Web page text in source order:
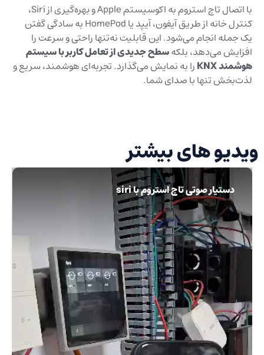
با اتصال تاچ استروم به اکوسیستم Apple و بهره‌گیری از Siri،
کنترل خانه از طریق آیفون، آیپد یا HomePod به سادگی گفتن
یک جمله انجام می‌شود. این قابلیت نه‌تنها راحتی و سرعت را
افزایش می‌دهد، بلکهسطح جدیدی از تعامل کاربر با سیستم
هوشمند KNX
را به نمایش می‌گذارد. تجربه‌ای هوشمند، سریع و
لذت‌بخش تنها با صدای شما.
ویدیو های بیشتر
دستیار صوتی تاچ استروم با siri